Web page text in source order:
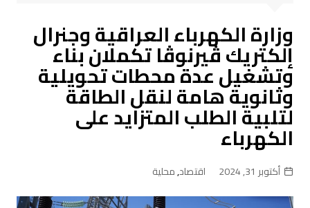
وزارة الكهرباء العراقية وجنرال
إلكتريك ڤيرنوڤا تكملان بناء
وتشغيل عدة محطات تحويلية
وثانوية هامة لنقل الطاقة
لتلبية الطلب المتزايد على
الكهرباء
أكتوبر 31, 2024 اقتصاد,محلية